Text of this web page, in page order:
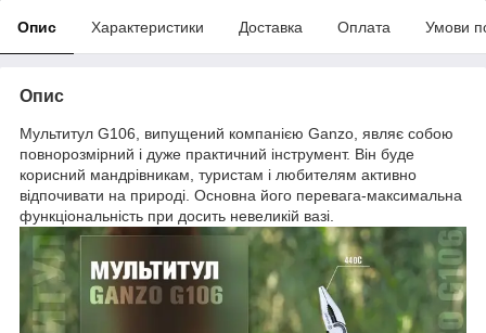
Опис Характеристики Доставка Оплата Умови
Опис
Мультитул G106, випущений компанією Ganzo, являє собою
повнорозмірний і дуже практичний інструмент. Він буде
корисний мандрівникам, туристам і любителям активно
відпочивати на природі. Основна його перевага-максимальна
функціональність при досить невеликій вазі.